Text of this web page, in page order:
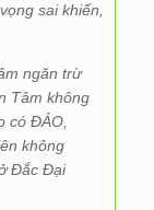
sai khiến,
ngăn trừ
Tâm không
có ĐẢO,
không
Đắc Đại